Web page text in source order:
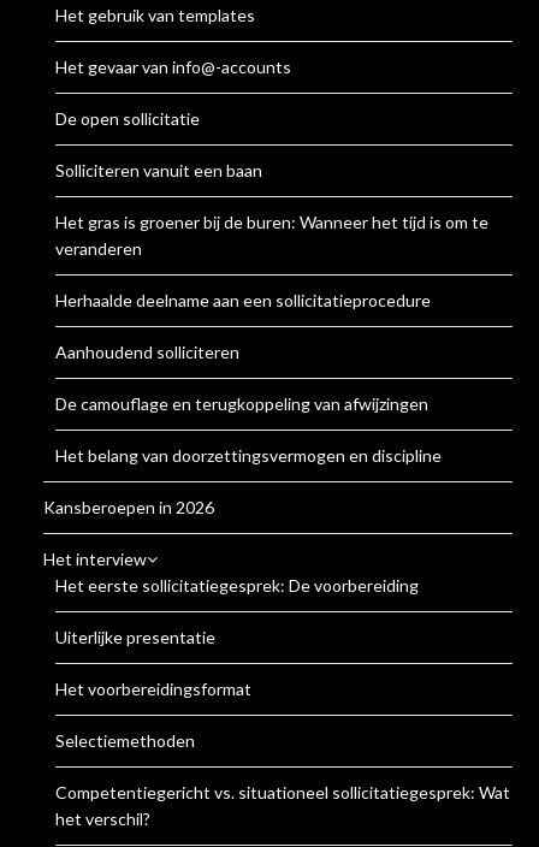
Het gebruik van templates
Het gevaar van info@-accounts
De open sollicitatie
Solliciteren vanuit een baan
Het gras is groener bij de buren: Wanneer het tijd is om te
veranderen
Herhaalde deelname aan een sollicitatieprocedure
Aanhoudend solliciteren
De camouflage en terugkoppeling van afwijzingen
Het belang van doorzettingsvermogen en discipline
Kansberoepen in 2026
Het interview
Het eerste sollicitatiegesprek: De voorbereiding
Uiterlijke presentatie
Het voorbereidingsformat
Selectiemethoden
Competentiegericht vs. situationeel sollicitatiegesprek: Wat is
het verschil?